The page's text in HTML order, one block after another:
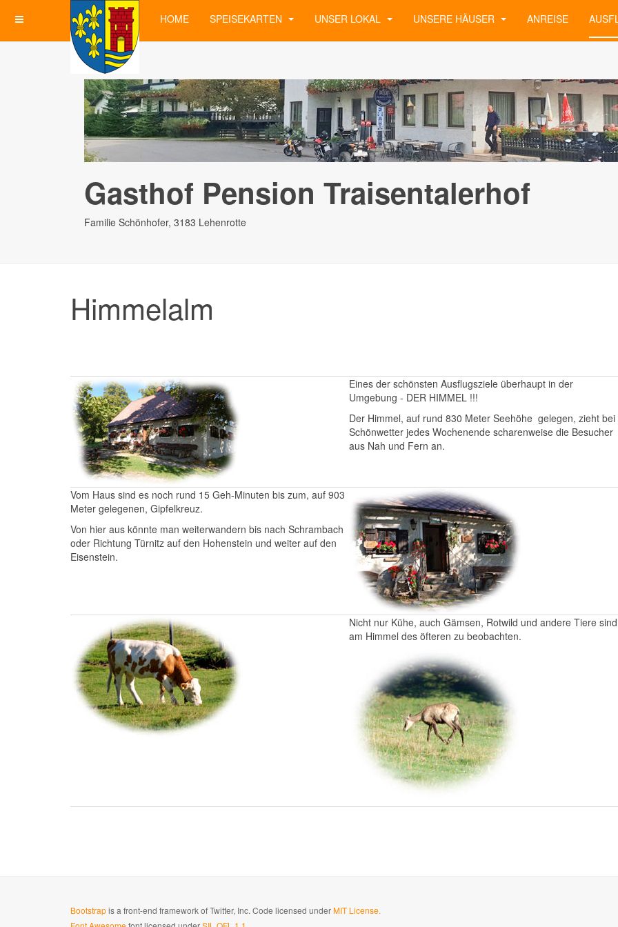
HOME SPEISEKARTEN UNSER LOKAL UNSERE HÄUSER ANREISE
Gasthof Pension Traisentalerhof
Familie Schönhofer, 3183 Lehenrotte
Himmelalm
Eines der schönsten Ausflugsziele überhaupt in der
Umgebung - DER HIMMEL !!!
Der Himmel, auf rund 830 Meter Seehöhe gelegen, zieht bei
Schönwetter jedes Wochenende scharenweise die Besucher
aus Nah und Fern an.
Vom Haus sind es noch rund 15 Geh-Minuten bis zum, auf 903
Meter gelegenen, Gipfelkreuz.
Von hier aus könnte man weiterwandern bis nach Schrambach
oder Richtung Türnitz auf den Hohenstein und weiter auf den
Eisenstein.
Nicht nur Kühe, auch Gämsen, Rotwild und andere Tiere sind
am Himmel des öfteren zu beobachten.
Bootstrapis a front-end framework of Twitter, Inc. Code licensed underMIT License.